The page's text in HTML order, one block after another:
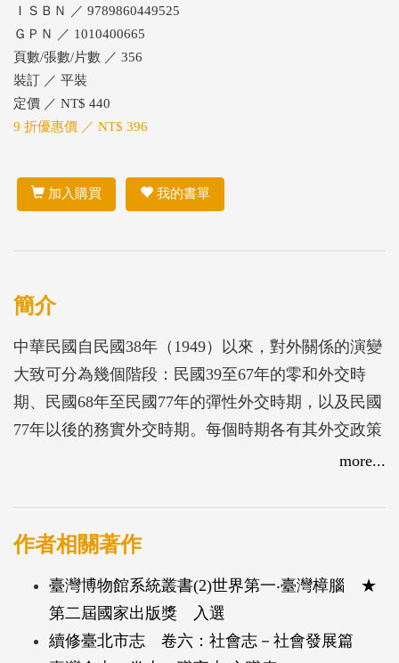
ＩＳＢＮ ／ 9789860449525
ＧＰＮ ／ 1010400665
頁數/張數/片數 ／ 356
裝訂 ／ 平裝
定價 ／ NT$ 440
9 折優惠價 ／ NT$ 396
加入購買 我的書單
簡介
中華民國自民國38年（1949）以來，對外關係的演變
大致可分為幾個階段：民國39至67年的零和外交時
期、民國68年至民國77年的彈性外交時期，以及民國
77年以後的務實外交時期。每個時期各有其外交政策
之基本理念，也因此呈現出不同的特色，本書係對我
more...
作者相關著作
臺灣博物館系統叢書(2)世界第一‧臺灣樟腦 ★
第二屆國家出版獎 入選
續修臺北市志 卷六：社會志－社會發展篇